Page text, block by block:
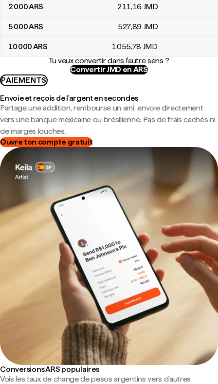
2 000ARS 211,16 JMD
5 000ARS 527,89 JMD
10 000ARS 1 055,78 JMD
Tu veux convertir dans l'autre sens ?
Convertir JMD en ARS
PAIEMENTS
Envoie et reçois de l'argent en secondes
Partage une addition, rembourse un ami, envoie directement
vers une banque mexicaine ou brésilienne. Pas de frais cachés ni
de marges louches.
Ouvre ton compte gratuit
Conversions ARS populaires
Vois les taux de change de pesos argentins vers d'autres